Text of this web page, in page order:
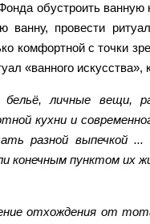
обустроить
провести
комфортной с точки
«ванного
личные
кухни и
разной
конечным пунктом их
отхождения от